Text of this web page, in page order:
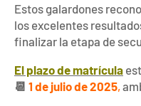
Estos galardones
los excelentes
finalizar la etapa de
El plazo de matrícula
📆 1 de julio de 2025,